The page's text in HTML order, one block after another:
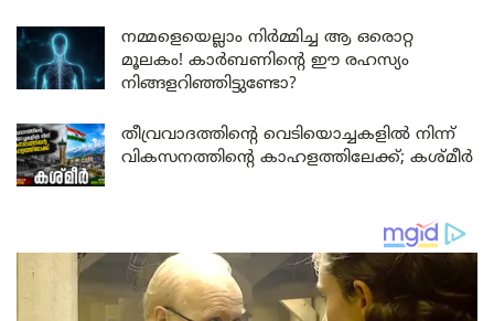
നമ്മളെയെല്ലാം നിർമ്മിച്ച ആ ഒരൊറ്റ
മൂലകം! കാർബണിന്റെ ഈ രഹസ്യം
നിങ്ങളറിഞ്ഞിട്ടുണ്ടോ?
തീവ്രവാദത്തിന്റെ വെടിയൊച്ചകളിൽ നിന്ന്
വികസനത്തിന്റെ കാഹളത്തിലേക്ക്; കശ്മീർ